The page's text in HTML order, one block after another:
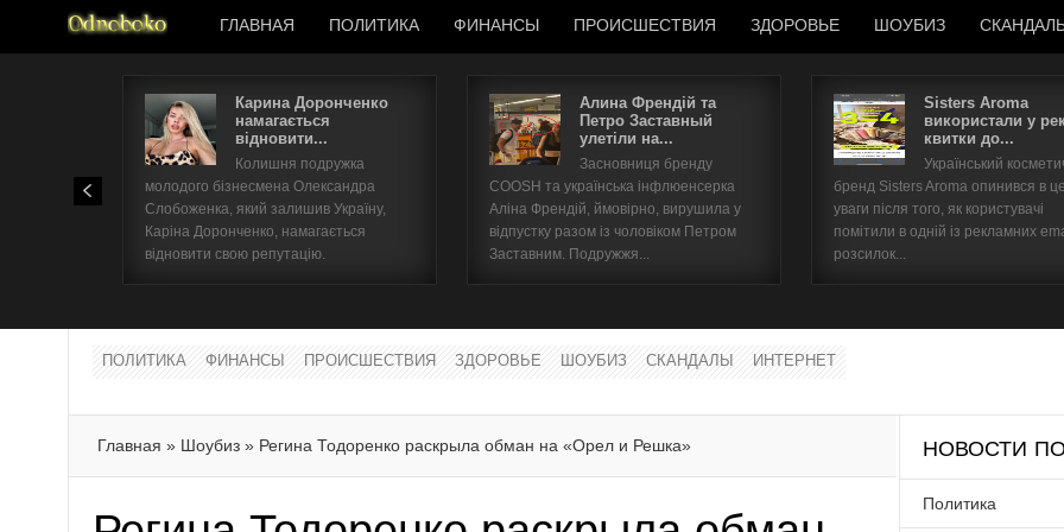
ГЛАВНАЯ ПОЛИТИКА ФИНАНСЫ ПРОИСШЕСТВИЯ ЗДОРОВЬЕ ШОУБИЗ
Карина Доронченко
намагається
відновити...
Колишня подружка
молодого бізнесмена Олександра
Слобоженка, який залишив Україну,
Каріна Доронченко, намагається
відновити свою репутацію.
Алина Френдій та
Петро Заставный
улетіли на...
Засновниця бренду
COOSH та українська інфлюенсерка
Аліна Френдій, ймовірно, вирушила у
відпустку разом із чоловіком Петром
Заставним. Подружжя...
Sisters Aroma
використали у
квитки до...
Український
бренд Sisters Aroma опинився в
уваги після того, як користувачі
помітили в одній із рекламних
розсилок...
ПОЛИТИКА ФИНАНСЫ ПРОИСШЕСТВИЯ ЗДОРОВЬЕ ШОУБИЗ СКАНДАЛЫ ИНТЕРНЕТ
Главная » Шоубиз » Регина Тодоренко раскрыла обман на «Орел и Решка» НОВОСТИ
Политика
Имя пользователя
Забыли имя пользователя?